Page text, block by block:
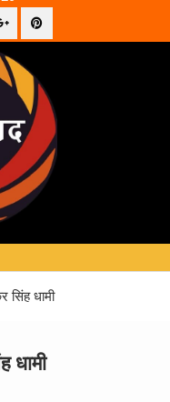
Plus
Google
सिंह धामी
धामी